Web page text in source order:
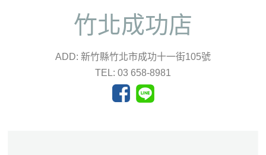
竹北成功店
ADD: 新竹縣竹北市成功十一街105號
TEL: 03 658-8981